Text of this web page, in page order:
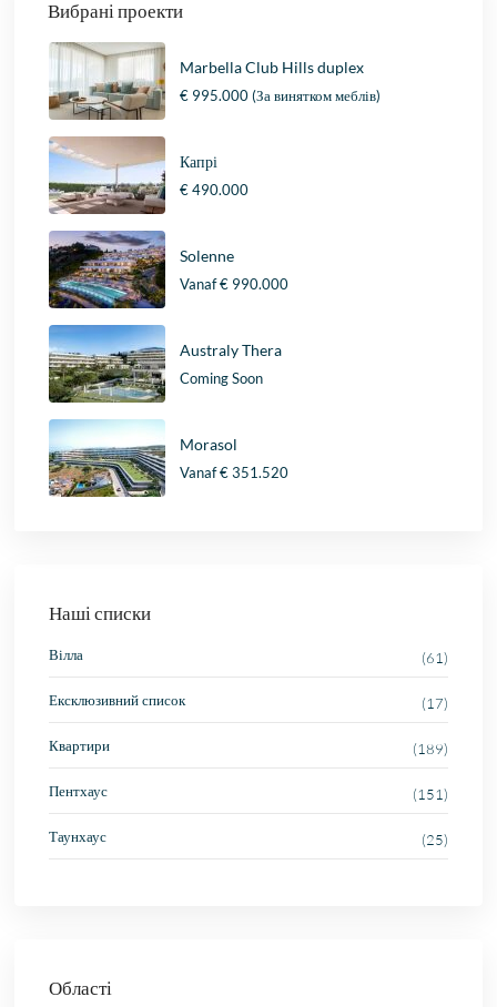
Вибрані проекти
Marbella Club Hills duplex
€ 995.000(За винятком меблів)
Капрі
€ 490.000
Solenne
Vanaf€ 990.000
Australy Thera
Coming Soon
Morasol
Vanaf€ 351.520
Наші списки
Вілла (61)
Ексклюзивний список (17)
Квартири (189)
Пентхаус (151)
Таунхаус (25)
Області